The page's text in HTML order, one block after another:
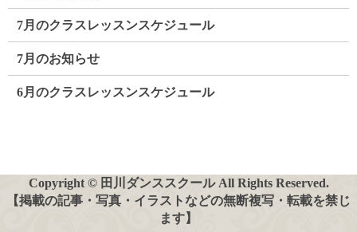
7月のクラスレッスンスケジュール
7月のお知らせ
6月のクラスレッスンスケジュール
Copyright © 田川ダンススクール All Rights Reserved.
【掲載の記事・写真・イラストなどの無断複写・転載を禁じ
ます】